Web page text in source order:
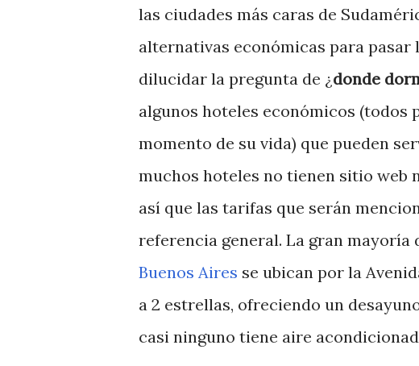
las ciudades más caras de
alternativas económicas para pasar
dilucidar la pregunta de ¿donde
algunos hoteles económicos (todos
momento de su vida) que pueden
muchos hoteles no tienen sitio web
así que las tarifas que serán
referencia general. La gran
Buenos Aires se ubican por la
a 2 estrellas, ofreciendo un
casi ninguno tiene aire